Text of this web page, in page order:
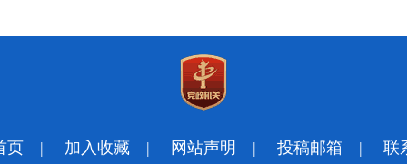
页 | 加入收藏 | 网站声明 | 投稿邮箱 | 联